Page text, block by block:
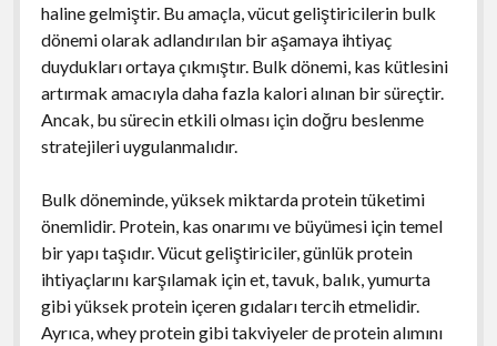
haline gelmiştir. Bu amaçla, vücut geliştiricilerin bulk
dönemi olarak adlandırılan bir aşamaya ihtiyaç
duydukları ortaya çıkmıştır. Bulk dönemi, kas kütlesini
artırmak amacıyla daha fazla kalori alınan bir süreçtir.
Ancak, bu sürecin etkili olması için doğru beslenme
stratejileri uygulanmalıdır.
Bulk döneminde, yüksek miktarda protein tüketimi
önemlidir. Protein, kas onarımı ve büyümesi için temel
bir yapı taşıdır. Vücut geliştiriciler, günlük protein
ihtiyaçlarını karşılamak için et, tavuk, balık, yumurta
gibi yüksek protein içeren gıdaları tercih etmelidir.
Ayrıca, whey protein gibi takviyeler de protein alımını